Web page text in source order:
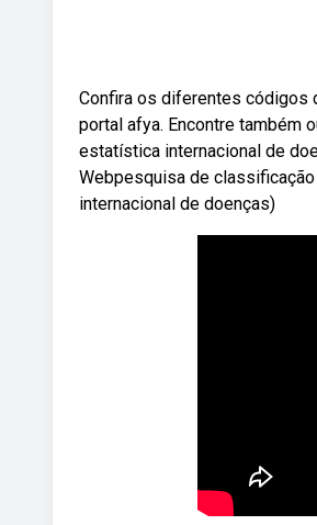
Confira os diferentes códigos
portal afya. Encontre também
estatística internacional de
Webpesquisa de
internacional de doenças)